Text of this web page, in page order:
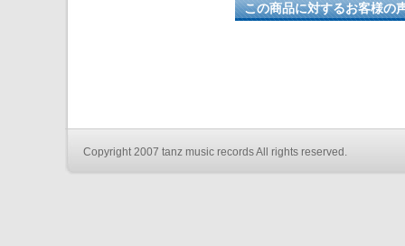
この商品に対するお客様の
Copyright 2007 tanz music records All rights reserved.